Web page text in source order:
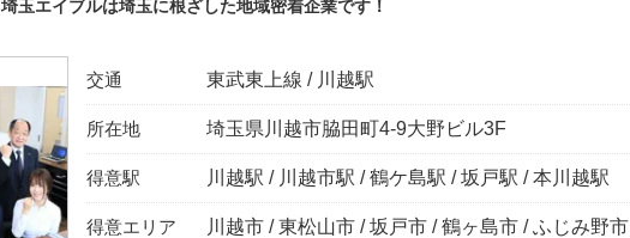
埼玉エイブルは埼玉に根ざした地域密着企業です！
交通 東武東上線 / 川越駅
所在地 埼玉県川越市脇田町4-9大野ビル3F
得意駅 川越駅 / 川越市駅 / 鶴ケ島駅 / 坂戸駅 / 本川越駅
得意エリア 川越市 / 東松山市 / 坂戸市 / 鶴ヶ島市 / ふじみ野市